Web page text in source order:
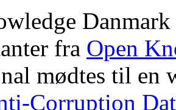
fra Open
mødtes til en
Corruption